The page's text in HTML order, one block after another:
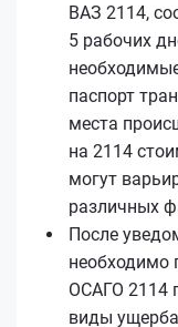
ВАЗ 2114,
5 рабочих
паспорт
места
на 2114
могут
различных
После
необходимо
ОСАГО 2114
виды